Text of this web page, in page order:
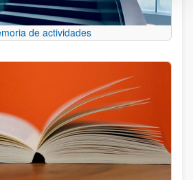
de actividades